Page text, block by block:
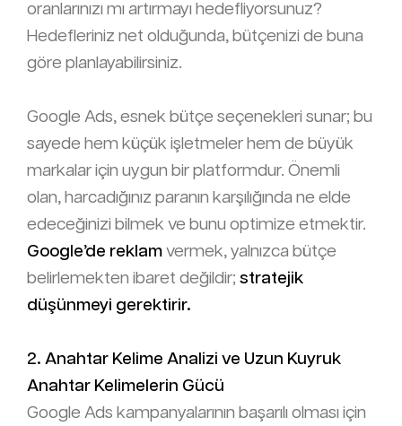
oranlarınızı mı artırmayı hedefliyorsunuz?
Hedefleriniz net olduğunda, bütçenizi de buna
göre planlayabilirsiniz.
Google Ads, esnek bütçe seçenekleri sunar; bu
sayede hem küçük işletmeler hem de büyük
markalar için uygun bir platformdur. Önemli
olan, harcadığınız paranın karşılığında ne elde
edeceğinizi bilmek ve bunu optimize etmektir.
Google’de reklam vermek, yalnızca bütçe
belirlemekten ibaret değildir; stratejik
düşünmeyi gerektirir.
2. Anahtar Kelime Analizi ve Uzun Kuyruk
Anahtar Kelimelerin Gücü
Google Ads kampanyalarının başarılı olması için